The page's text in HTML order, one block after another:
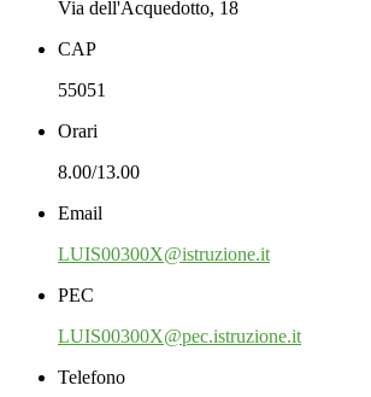
Via dell'Acquedotto, 18
CAP
55051
Orari
8.00/13.00
Email
LUIS00300X@istruzione.it
PEC
LUIS00300X@pec.istruzione.it
Telefono